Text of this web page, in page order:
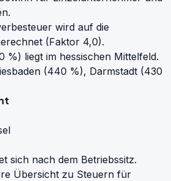
wird auf die
(Faktor 4,0).
%) liegt im hessischen Mittelfeld.
(440 %), Darmstadt (430
sich nach dem Betriebssitz.
Übersicht zu Steuern für